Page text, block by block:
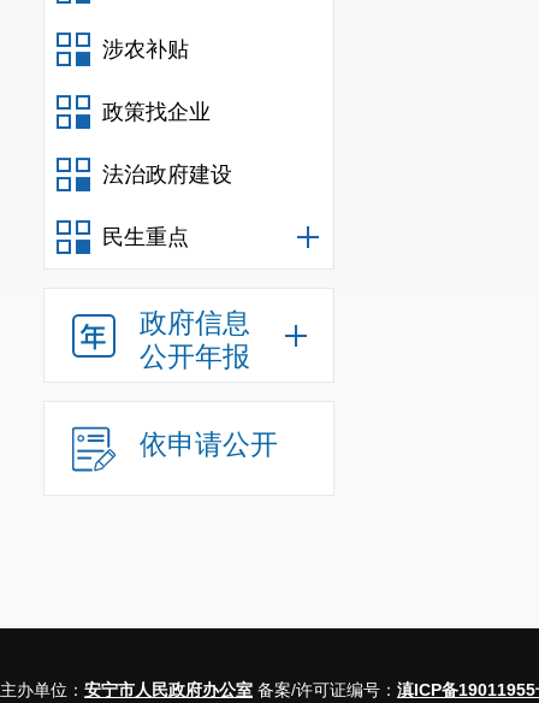
涉农补贴
政策找企业
法治政府建设
民生重点
政府信息
公开年报
依申请公开
主办单位： 安宁市人民政府办公室 备案/许可证编号： 滇ICP备